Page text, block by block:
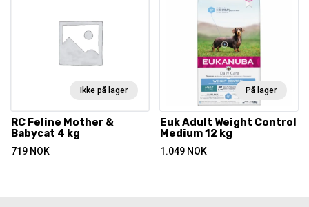
Ikke på lager
RC Feline Mother &
Babycat 4 kg
719 NOK
På lager
Euk Adult Weight Control
Medium 12 kg
1.049 NOK